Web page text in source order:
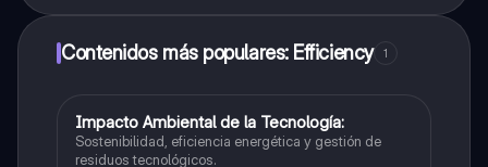
Contenidos más populares: Efficiency 1
Tecnología e Informática
Impacto Ambiental de la Tecnología:
Sostenibilidad, eficiencia energética y gestión de
residuos tecnológicos.